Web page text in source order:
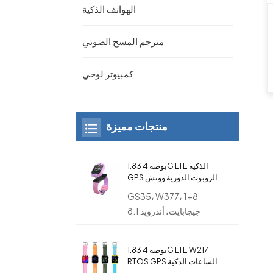
الهواتف الذكية
مترجم المسح الضوئي
كمبيوتر لوحي
منتجات مميزة
1.83 بوصة 4G LTE الذكية
GPS الروبوت الدورية ووتش
للأطفال
GS35، W377، 1+8
جيجابايت، أندرويد 8.1
1.83 بوصة 4G LTE W217
RTOS GPS الساعات الذكية